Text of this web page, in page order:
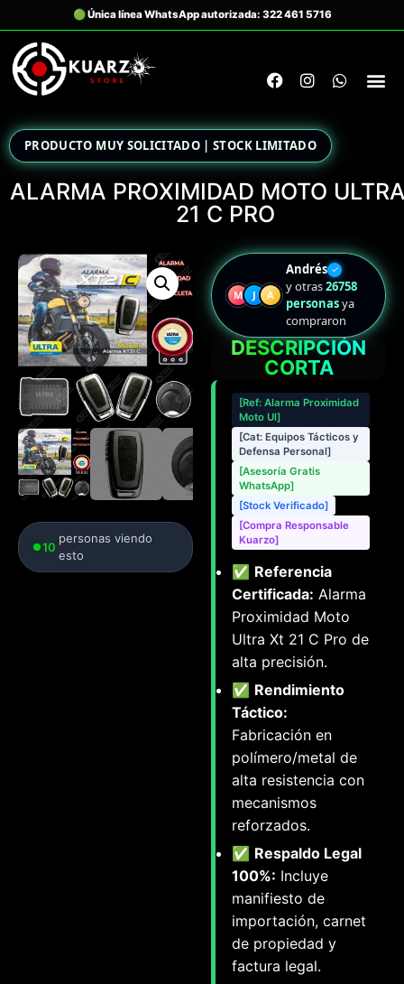
PRODUCTO MUY SOLICITADO | STOCK LIMITADO
ALARMA PROXIMIDAD MOTO
21 C PRO
10
personas viendo
esto
M J A
Andrés ✓
y otras26758
personasya
compraron
DESCRIPCIÓN
CORTA
[Ref: Alarma Proximidad
Moto Ul]
[Cat: Equipos Tácticos y
Defensa Personal]
[Asesoría Gratis
WhatsApp]
[Stock Verificado]
[Compra Responsable
Kuarzo]
✅ Referencia
Certificada: Alarma
Proximidad Moto
Ultra Xt 21 C Pro de
alta precisión.
✅ Rendimiento
Táctico:
Fabricación en
polímero/metal de
alta resistencia con
mecanismos
reforzados.
✅ Respaldo Legal
100%: Incluye
manifiesto de
importación, carnet
de propiedad y
factura legal.